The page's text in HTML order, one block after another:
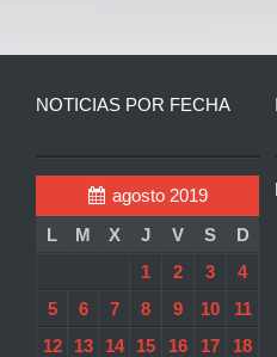
NOTICIAS POR FECHA
agosto 2019
L
M X J V S
D
1
2 3
4
5
6 7 8 9 10
11
12
13 14 15 16 17
18